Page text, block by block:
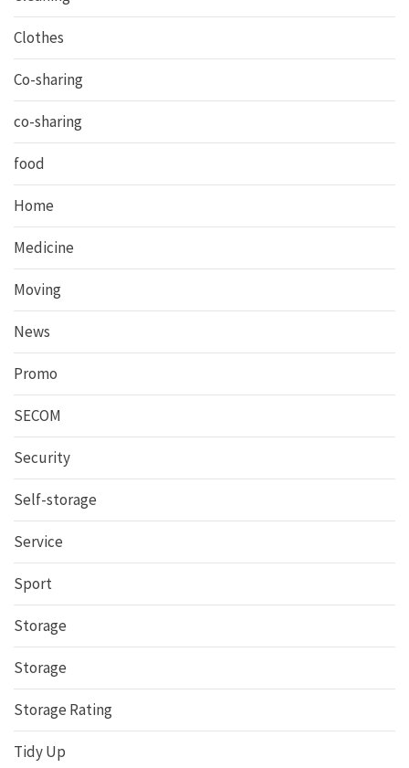
Clothes
Co-sharing
co-sharing
food
Home
Medicine
Moving
News
Promo
SECOM
Security
Self-storage
Service
Sport
Storage
Storage
Storage Rating
Tidy Up